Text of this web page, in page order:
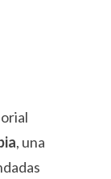
, una